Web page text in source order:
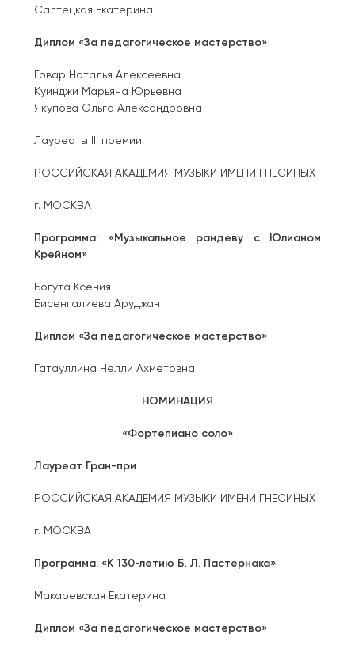
Салтецкая Екатерина
Диплом «За педагогическое мастерство»
Говар Наталья Алексеевна
Куинджи Марьяна Юрьевна
Якупова Ольга Александровна
Лауреаты III премии
РОССИЙСКАЯ АКАДЕМИЯ МУЗЫКИ ИМЕНИ ГНЕСИНЫХ
г. МОСКВА
Программа: «Музыкальное рандеву с Юлианом
Крейном»
Богута Ксения
Бисенгалиева Аруджан
Диплом «За педагогическое мастерство»
Гатауллина Нелли Ахметовна
НОМИНАЦИЯ
«Фортепиано соло»
Лауреат Гран-при
РОССИЙСКАЯ АКАДЕМИЯ МУЗЫКИ ИМЕНИ ГНЕСИНЫХ
г. МОСКВА
Программа: «К 130-летию Б. Л. Пастернака»
Макаревская Екатерина
Диплом «За педагогическое мастерство»